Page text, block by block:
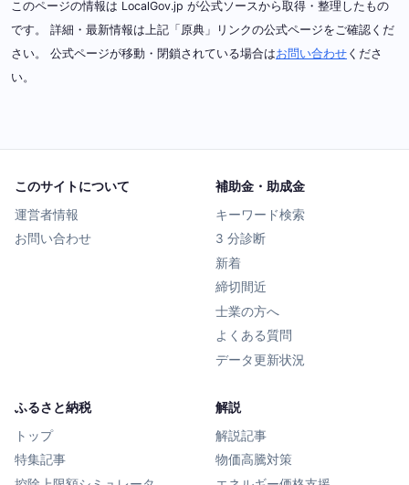
このページの情報は LocalGov.jp が公式ソースから取得・整理したもの
です。 詳細・最新情報は上記「原典」リンクの公式ページをご確認くだ
さい。 公式ページが移動・閉鎖されている場合はお問い合わせ くださ
い。
このサイトについて
運営者情報
お問い合わせ
補助金・助成金
キーワード検索
3 分診断
新着
締切間近
士業の方へ
よくある質問
データ更新状況
ふるさと納税
トップ
特集記事
解説
解説記事
物価高騰対策